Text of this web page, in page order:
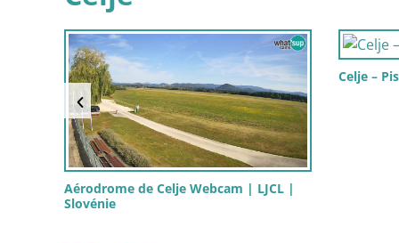
Aérodrome de Celje Webcam | LJCL |
Slovénie
Celje –